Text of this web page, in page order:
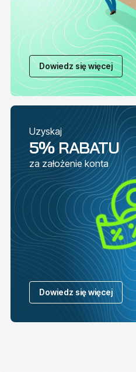
Dowiedz się więcej
Uzyskaj
5% RABATU
za założenie konta
Dowiedz się więcej